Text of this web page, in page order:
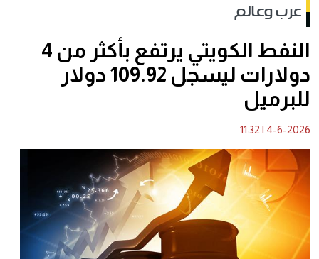
عرب وعالم
النفط الكويتي يرتفع بأكثر من 4
دولارات ليسجل 109.92 دولار
للبرميل
4-6-2026
|
11:32